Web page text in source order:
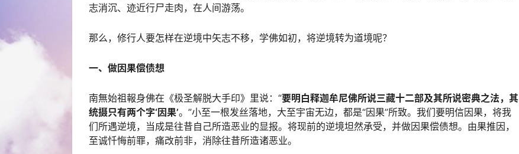
志消沉、迹近行尸走肉，在人间游荡。
那么，修行人要怎样在逆境中矢志不移，学佛如初，将逆境转为道境呢？
一、做因果偿债想
南無始祖報身佛在《极圣解脱大手印》里说：“要明白释迦牟尼佛所说三藏十二部及其所说密典之法，其
统摄只有两个字‘因果’。”小至一根发丝落地，大至宇宙无边，都是“因果”所致。我们要明信因果，将我
们所遇逆境，当成是往昔自己所造恶业的显报。将现前的逆境坦然承受，并做因果偿债想。由果推因，
至诚忏悔前罪，痛改前非，消除往昔所造诸恶业。